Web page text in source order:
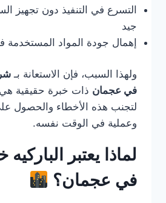
التسرع في التنفيذ دون تجهيز
جيد
إهمال جودة المواد المستخدمة
ولهذا السبب، فإن الاستعانة بـ
في عجمان ذات خبرة حقيقية
لتجنب هذه الأخطاء والحصول
وعملية في الوقت نفسه.
لماذا يعتبر الباركيه
في عجمان؟